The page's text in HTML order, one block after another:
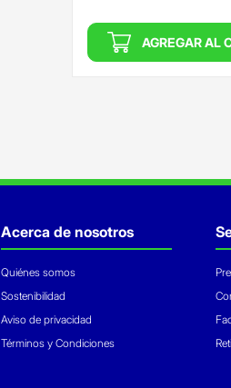
AGREGAR AL
Acerca de nosotros
Quiénes somos
Sostenibilidad
Aviso de privacidad
Términos y Condiciones